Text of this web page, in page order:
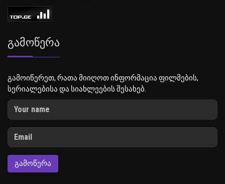
Გამოწერა
გამოიწერეთ, რათა მიიღოთ ინფორმაცია ფილმების,
სერიალებისა და სიახლეების შესახებ.
ᲒᲐᲛᲝᲬᲔᲠᲐ